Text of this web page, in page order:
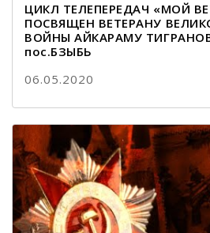
ЦИКЛ ТЕЛЕПЕРЕДАЧ «МОЙ
ПОСВЯЩЕН ВЕТЕРАНУ
ВОЙНЫ АЙКАРАМУ
пос.БЗЫБЬ
06.05.2020